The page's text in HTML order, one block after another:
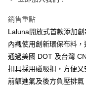
相關說明
【大哥付你分期使用說明】
2.付款方式選擇「大哥付你
流程，驗證手機門號後，選
成交易。
3.實際核准額度、可分期數
4.訂單成立30分鐘內，如未
AFTEE先享後付
相關說明
【關於「AFTEE先享後付」
AFTEE先享後付是「在收到
便利好安心！
ATM付款
銷售重點
Laluna開放式首款添加創
內襯使用創新環保布料
通過美國 DOT 及台灣
扣具採用磁吸扣，方便又
前額進氣及後方負壓排氣